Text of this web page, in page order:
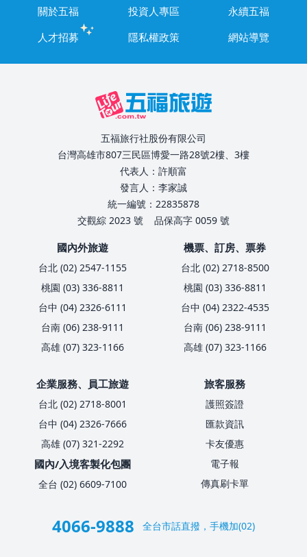
關於五福 投資人專區
永續五福
人才招募
隱私權政策 網站導覽
五福旅行社股份有限公司
台灣高雄市807三民區博愛一路28號2樓、3樓
代表人：許順富
發言人：李家誠
統一編號：22835878
交觀綜 2023 號
品保高字 0059 號
國內外旅遊
台北 (02) 2547-1155
桃園 (03) 336-8811
台中 (04) 2326-6111
台南 (06) 238-9111
高雄 (07) 323-1166
機票、訂房、票券
台北 (02) 2718-8500
桃園 (03) 336-8811
台中 (04) 2322-4535
台南 (06) 238-9111
高雄 (07) 323-1166
企業服務、員工旅遊
台北 (02) 2718-8001
台中 (04) 2326-7666
高雄 (07) 321-2292
國內/入境客製化包團
全台 (02) 6609-7100
旅客服務
護照簽證
匯款資訊
卡友優惠
電子報
傳真刷卡單
4066-9888 全台市話直撥，手機加(02)